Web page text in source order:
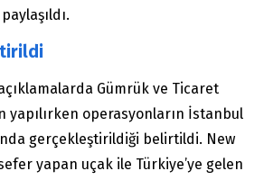
Gümrük ve Ticaret
yapılırken operasyonların İstanbul
gerçekleştirildiği belirtildi. New
yapan uçak ile Türkiye’ye gelen